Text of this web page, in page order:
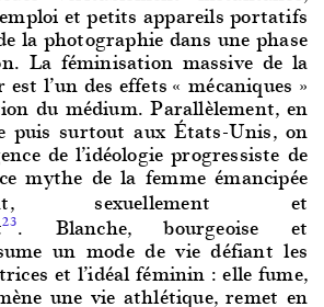
et petits appareils portatifs
la photographie dans une phase
La féminisation massive de la
l’un des effets « mécaniques »
du médium. Parallèlement, en
puis surtout aux États-Unis, on
de l’idéologie progressiste de
mythe de la femme émancipée
sexuellement et
23. Blanche, bourgeoise et
un mode de vie défiant les
et l’idéal féminin : elle fume,
une vie athlétique, remet en